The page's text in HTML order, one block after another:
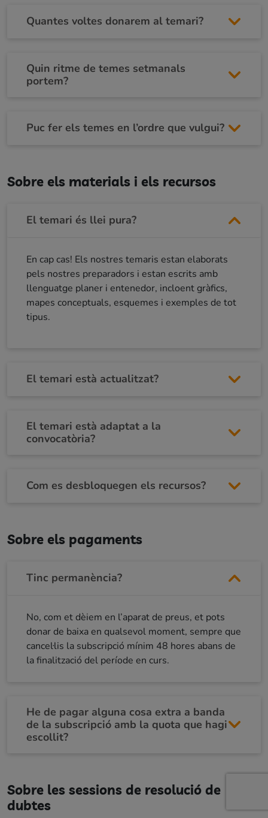
Quantes voltes donarem al temari?
Quin ritme de temes setmanals
portem?
Puc fer els temes en l’ordre que vulgui?
Sobre els materials i els recursos
El temari és llei pura?
En cap cas! Els nostres temaris estan elaborats
pels nostres preparadors i estan escrits amb
llenguatge planer i entenedor, incloent gràfics,
mapes conceptuals, esquemes i exemples de tot
tipus.
El temari està actualitzat?
El temari està adaptat a la
convocatòria?
Com es desbloquegen els recursos?
Sobre els pagaments
Tinc permanència?
No, com et dèiem en l’aparat de preus, et pots
donar de baixa en qualsevol moment, sempre que
cancel·lis la subscripció mínim 48 hores abans de
la finalització del període en curs.
He de pagar alguna cosa extra a banda
de la subscripció amb la quota que hagi
escollit?
Sobre les sessions de resolució de
dubtes